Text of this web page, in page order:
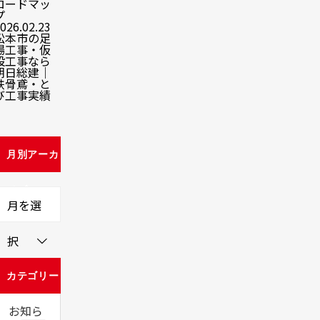
本市の足
工事・仮
工事なら
日総建｜
骨鳶・と
工事実績
月別アーカ
月を選
択
カテゴリー
お知ら